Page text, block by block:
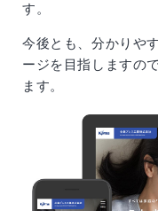
す。
今後とも、分かりや
ージを目指しますの
ます。